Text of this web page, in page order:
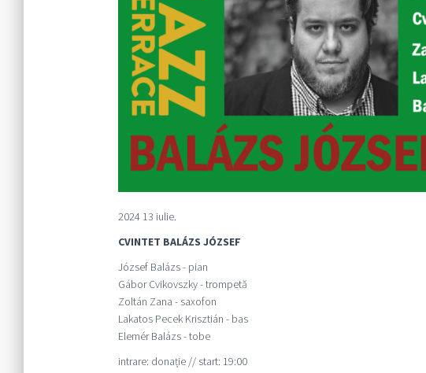
2024 13 iulie.
CVINTET BALÁZS JÓZSEF
József Balázs - pian
Gábor Cvikovszky - trompetă
Zoltán Zana - saxofon
Lakatos Pecek Krisztián - bas
Elemér Balázs - tobe
intrare: donație // start: 19:00